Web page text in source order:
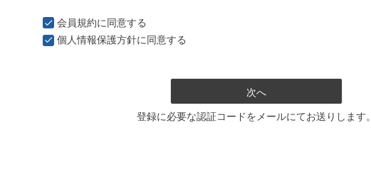
会員規約に同意する
個人情報保護方針に同意する
次へ
登録に必要な認証コードをメールにてお送りします。